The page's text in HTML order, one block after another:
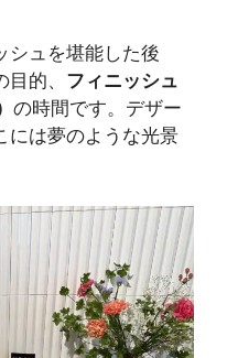
シュを堪能した後
的、 フィニッシュ
の時間です。デザー
には夢のような光景